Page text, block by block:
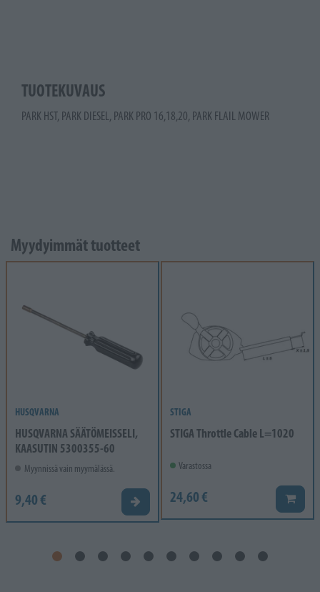
TUOTEKUVAUS
PARK HST, PARK DIESEL, PARK PRO 16,18,20, PARK FLAIL MOWER
Myydyimmät tuotteet
HUSQVARNA
HUSQVARNA SÄÄTÖMEISSELI,
KAASUTIN 5300355-60
Myynnissä vain myymälässä.
9,40 € Valitse vaihtoehto
STIGA
STIGA Throttle Cable L=1020
Varastossa
24,60 € Lisää